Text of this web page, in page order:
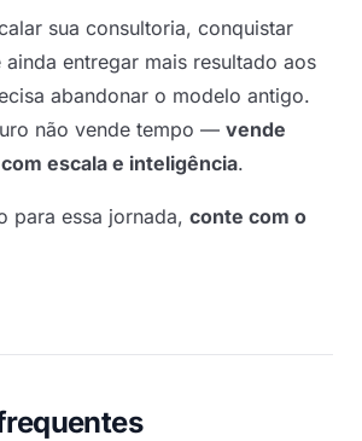
sua consultoria, conquistar
entregar mais resultado aos
abandonar o modelo antigo.
não vende tempo — vende
escala e inteligência.
para essa jornada, conte com o